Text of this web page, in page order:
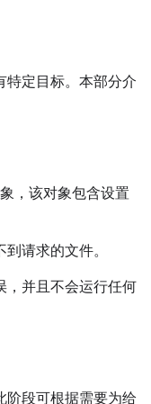
特定目标。本部分介
，该对象包含设置
请求的文件。
，并且不会运行任何
阶段可根据需要为给